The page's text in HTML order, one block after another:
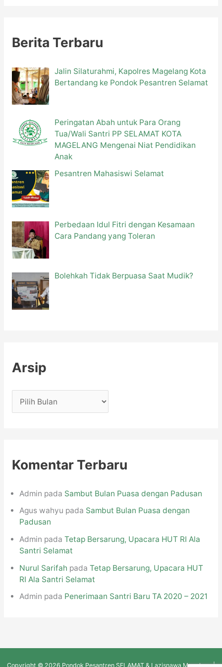
u
t
u
k
Berita Terbaru
Jalin Silaturahmi, Kapolres Magelang Kota
Bertandang ke Pondok Pesantren Selamat
Peringatan Abah untuk Para Orang
Tua/Wali Santri PP SELAMAT KOTA
MAGELANG Mengenai Niat Pendidikan
Anak
Pesantren Mahasiswi Selamat
Perbedaan Idul Fitri dengan Kesamaan
Cara Pandang yang Toleran
Bolehkah Tidak Berpuasa Saat Mudik?
Arsip
r
p
Komentar Terbaru
Admin pada Sambut Bulan Puasa dengan Padusan
Agus wahyu pada Sambut Bulan Puasa dengan
Padusan
Admin padaTetap Bersarung, Upacara HUT RI Ala
Santri Selamat
Nurul Sarifah padaTetap Bersarung, Upacara HUT
RI Ala Santri Selamat
Admin pada Penerimaan Santri Baru TA 2020 – 2021
Copyright © 2026 Pondok Pesantren SELAMAT & Lazisnawa Magelang |